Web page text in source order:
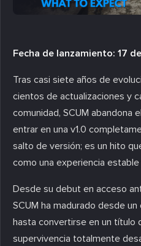
Fecha de lanzamiento: 17
Tras casi siete años de
cientos de actualizaciones y
comunidad, SCUM abandona
entrar en una v1.0
salto de versión; es un hito
como una experiencia
Desde su debut en acceso
SCUM ha madurado desde
hasta convertirse en un título
supervivencia totalmente